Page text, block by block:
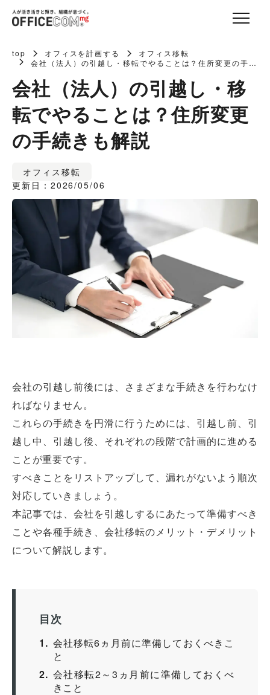
top オフィスを計画する
オフィス移転
会社（法人）の引越し・移転でやることは？住所変更の手続
会社（法人）の引越し・移
転でやることは？住所変更
の手続きも解説
オフィス移転
更新日：2026/05/06
会社の引越し前後には、さまざまな手続きを行わなけ
ればなりません。
これらの手続きを円滑に行うためには、引越し前、引
越し中、引越し後、それぞれの段階で計画的に進める
ことが重要です。
すべきことをリストアップして、漏れがないよう順次
対応していきましょう。
本記事では、会社を引越しするにあたって準備すべき
ことや各種手続き、会社移転のメリット・デメリット
について解説します。
目次
1
会社移転6ヵ月前に準備しておくべきこ
と
2
会社移転2～3ヵ月前に準備しておくべ
きこと